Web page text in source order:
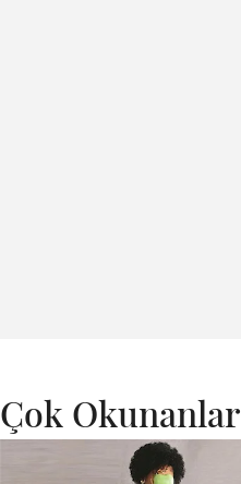
Çok Okunanlar